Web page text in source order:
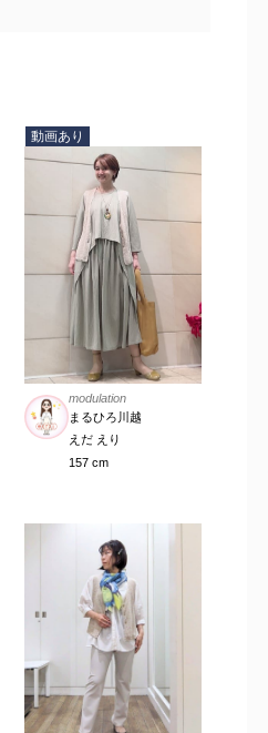
動画あり
modulation
まるひろ川越
えだ えり
157 cm